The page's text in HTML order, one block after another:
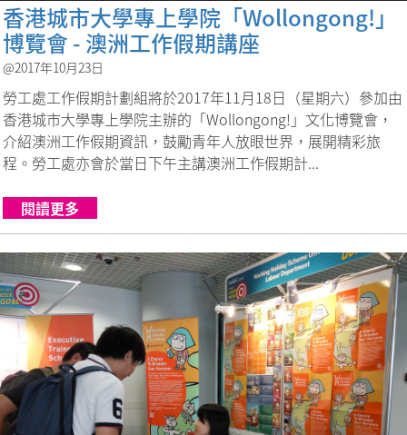
香港城市大學專上學院「Wollongong!」
博覽會 - 澳洲工作假期講座
@2017年10月23日
勞工處工作假期計劃組將於2017年11月18日（星期六）參加由
香港城市大學專上學院主辦的「Wollongong!」文化博覽會，
介紹澳洲工作假期資訊，鼓勵青年人放眼世界，展開精彩旅
程。勞工處亦會於當日下午主講澳洲工作假期計...
閱讀更多